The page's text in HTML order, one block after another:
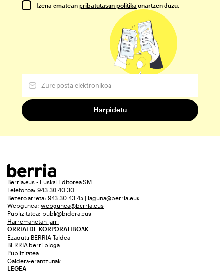
Izena ematean pribatutasun politika onartzen duzu.
Berria.eus - Euskal Editorea SM
Telefonoa: 943 30 40 30
Bezero arreta: 943 30 43 45 | laguna@berria.eus
Webgunea: webgunea@berria.eus
Publizitatea: publi@bidera.eus
Harremanetan jarri
ORRIALDE KORPORATIBOAK
Ezagutu BERRIA Taldea
BERRIA berri bloga
Publizitatea
Galdera-erantzunak
LEGEA